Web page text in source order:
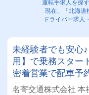
運転手求人を探
現在、「北海道
ドライバー求人
未経験者でも安心
用】で乗務スター
密着営業で配車予
ードライバーやっ
名寄交通株式会社 本